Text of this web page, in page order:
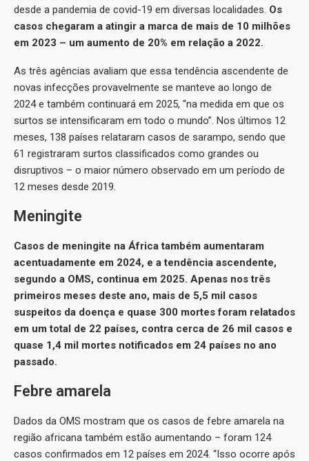
desde a pandemia de covid-19 em diversas localidades. Os
casos chegaram a atingir a marca de mais de 10 milhões
em 2023 – um aumento de 20% em relação a 2022.
As três agências avaliam que essa tendência ascendente de
novas infecções provavelmente se manteve ao longo de
2024 e também continuará em 2025, “na medida em que os
surtos se intensificaram em todo o mundo”. Nos últimos 12
meses, 138 países relataram casos de sarampo, sendo que
61 registraram surtos classificados como grandes ou
disruptivos – o maior número observado em um período de
12 meses desde 2019.
Meningite
Casos de meningite na África também aumentaram
acentuadamente em 2024, e a tendência ascendente,
segundo a OMS, continua em 2025. Apenas nos três
primeiros meses deste ano, mais de 5,5 mil casos
suspeitos da doença e quase 300 mortes foram relatados
em um total de 22 países, contra cerca de 26 mil casos e
quase 1,4 mil mortes notificados em 24 países no ano
passado.
Febre amarela
Dados da OMS mostram que os casos de febre amarela na
região africana também estão aumentando – foram 124
casos confirmados em 12 países em 2024. “Isso ocorre após